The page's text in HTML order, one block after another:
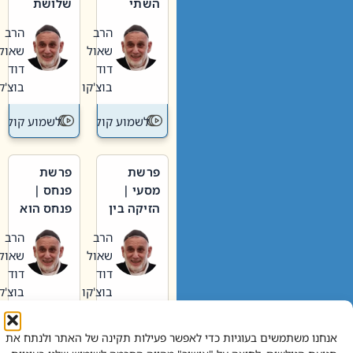
אנחנו משתמשים בעוגיות כדי לאפשר פעילות תקינה של האתר ולנתח את
וערב של
חיינו
הרב
שאול
דוד
בוצ'קו
לשמוע קול תורה – מדרש
האבות
הרב
שאול
דוד
בוצ'קו
לשמוע קול
פרשת
מסעי |
הזיקה בין
הגדול לעם הרב
שאול
דוד
בוצ'קו
לשמוע קול תורה – מדרש
פרשת
פנחס |
פנחס הוא
אליהו: בין
קנאות
הורסת
לקנאות
בונה
הרב
שאול
דוד
בוצ'קו
לשמוע קול